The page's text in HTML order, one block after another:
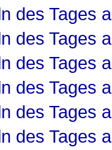
des Tages
des Tages
des Tages
des Tages
des Tages
des Tages